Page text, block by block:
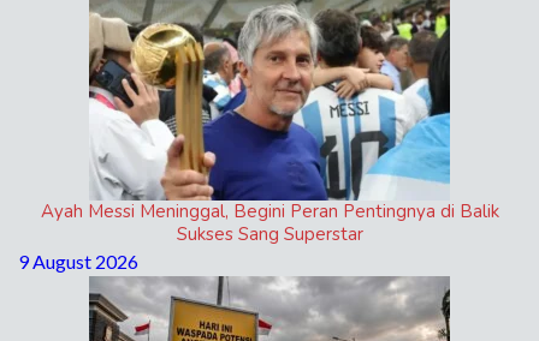
Ayah Messi Meninggal, Begini Peran Pentingnya di Balik
Sukses Sang Superstar
9 August 2026